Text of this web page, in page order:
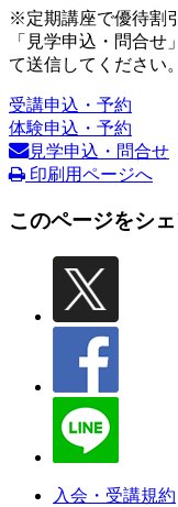
※定期講座で優待割
「見学申込・問合
て送信してください。
受講申込・予約
体験申込・予約
見学申込・問合せ
印刷用ページへ
このページをシ
入会・受講規約